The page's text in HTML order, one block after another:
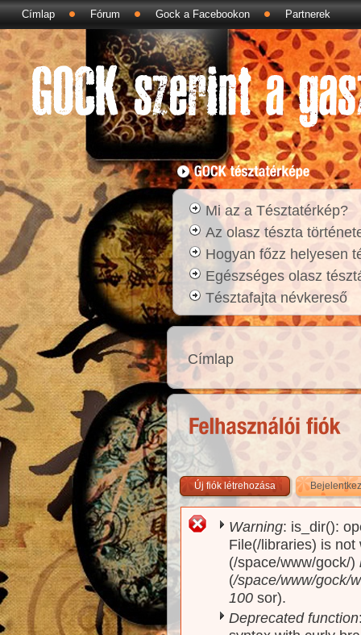
Címlap Fórum Gock a Facebookon Partnerek
Mi az a Tésztatérkép?
Az olasz tészta
Hogyan főzz helyesen
Egészséges olasz
Tésztafajta névkereső
Címlap
Új fiók létrehozása
Hibaüzenet
Warning: is_dir():
File(/libraries) is
(/space/www/gock/)
(/space/www/gock/
100 sor).
Deprecated function